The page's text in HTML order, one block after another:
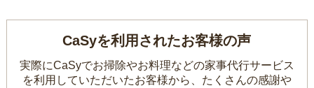
CaSyを利用されたお客様の声
実際にCaSyでお掃除やお料理などの家事代行サービス
を利用していただいたお客様から、 たくさんの感謝や